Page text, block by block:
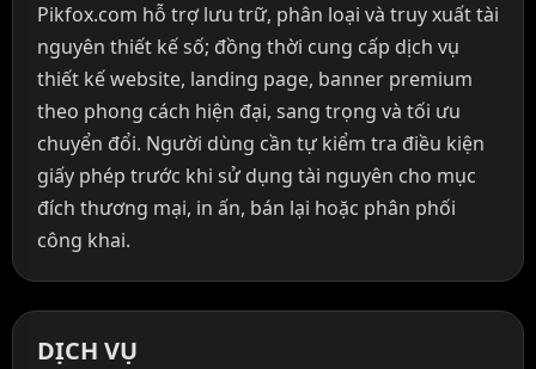
Pikfox.com hỗ trợ lưu trữ, phân loại và truy xuất tài
nguyên thiết kế số; đồng thời cung cấp dịch vụ
thiết kế website, landing page, banner premium
theo phong cách hiện đại, sang trọng và tối ưu
chuyển đổi. Người dùng cần tự kiểm tra điều kiện
giấy phép trước khi sử dụng tài nguyên cho mục
đích thương mại, in ấn, bán lại hoặc phân phối
công khai.
DỊCH VỤ